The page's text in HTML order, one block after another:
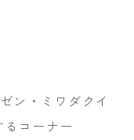
ン・ミワダクイ
コーナー